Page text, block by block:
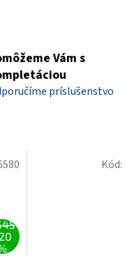
Vám s
príslušenstvo
Kód: